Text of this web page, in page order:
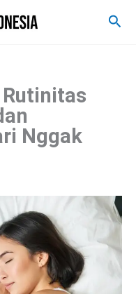
Cari
Nggak